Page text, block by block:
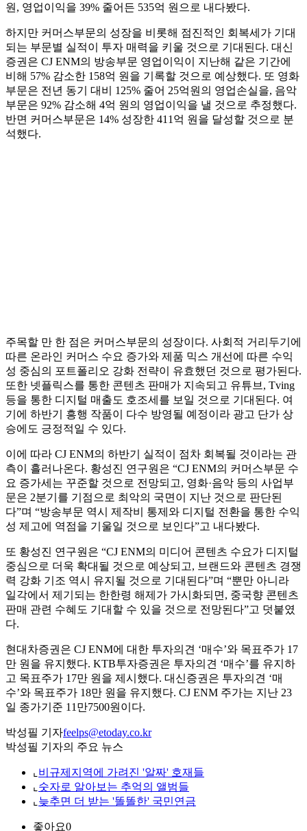
원, 영업이익을 39% 줄어든 535억 원으로 내다봤다.
하지만 커머스부문의 성장을 비롯해 점진적인 회복세가 기대
되는 부문별 실적이 투자 매력을 키울 것으로 기대된다. 대신
증권은 CJ ENM의 방송부문 영업이익이 지난해 같은 기간에
비해 57% 감소한 158억 원을 기록할 것으로 예상했다. 또 영화
부문은 전년 동기 대비 125% 줄어 25억원의 영업손실을, 음악
부문은 92% 감소해 4억 원의 영업이익을 낼 것으로 추정했다.
반면 커머스부문은 14% 성장한 411억 원을 달성할 것으로 분
석했다.
주목할 만 한 점은 커머스부문의 성장이다. 사회적 거리두기에
따른 온라인 커머스 수요 증가와 제품 믹스 개선에 따른 수익
성 중심의 포트폴리오 강화 전략이 유효했던 것으로 평가된다.
또한 넷플릭스를 통한 콘텐츠 판매가 지속되고 유튜브, Tving
등을 통한 디지털 매출도 호조세를 보일 것으로 기대된다. 여
기에 하반기 흥행 작품이 다수 방영될 예정이라 광고 단가 상
승에도 긍정적일 수 있다.
이에 따라 CJ ENM의 하반기 실적이 점차 회복될 것이라는 관
측이 흘러나온다. 황성진 연구원은 “CJ ENM의 커머스부문 수
요 증가세는 꾸준할 것으로 전망되고, 영화·음악 등의 사업부
문은 2분기를 기점으로 최악의 국면이 지난 것으로 판단된
다”며 “방송부문 역시 제작비 통제와 디지털 전환을 통한 수익
성 제고에 역점을 기울일 것으로 보인다”고 내다봤다.
또 황성진 연구원은 “CJ ENM의 미디어 콘텐츠 수요가 디지털
중심으로 더욱 확대될 것으로 예상되고, 브랜드와 콘텐츠 경쟁
력 강화 기조 역시 유지될 것으로 기대된다”며 “뿐만 아니라
일각에서 제기되는 한한령 해제가 가시화되면, 중국향 콘텐츠
판매 관련 수혜도 기대할 수 있을 것으로 전망된다”고 덧붙였
다.
현대차증권은 CJ ENM에 대한 투자의견 ‘매수’와 목표주가 17
만 원을 유지했다. KTB투자증권은 투자의견 ‘매수’를 유지하
고 목표주가 17만 원을 제시했다. 대신증권은 투자의견 ‘매
수’와 목표주가 18만 원을 유지했다. CJ ENM 주가는 지난 23
일 종가기준 11만7500원이다.
박성필 기자feelps@etoday.co.kr
박성필 기자의 주요 뉴스
⌞ 비규제지역에 가려진 '알짜' 호재들
⌞ 숫자로 알아보는 추억의 앨범들
⌞ 늦추면 더 받는 '똘똘한' 국민연금
좋아요0